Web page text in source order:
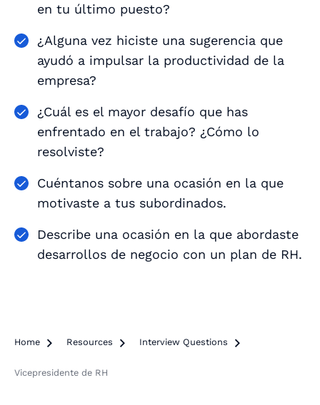
en tu último puesto?
¿Alguna vez hiciste una sugerencia que
ayudó a impulsar la productividad de la
empresa?
¿Cuál es el mayor desafío que has
enfrentado en el trabajo? ¿Cómo lo
resolviste?
Cuéntanos sobre una ocasión en la que
motivaste a tus subordinados.
Describe una ocasión en la que abordaste
desarrollos de negocio con un plan de RH.
Home  Resources  Interview Questions 
Vicepresidente de RH